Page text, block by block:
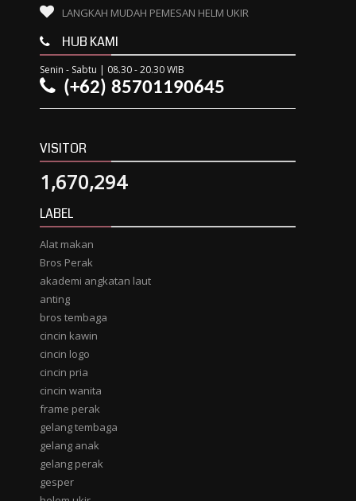
LANGKAH MUDAH PEMESAN HELM UKIR
HUB KAMI
Senin - Sabtu | 08.30 - 20.30 WIB
(+62) 85701190645
VISITOR
1,670,294
LABEL
Alat makan
Bros Perak
akademi angkatan laut
anting
bros tembaga
cincin kawin
cincin logo
cincin pria
cincin wanita
frame perak
gelang tembaga
gelang anak
gelang perak
gesper